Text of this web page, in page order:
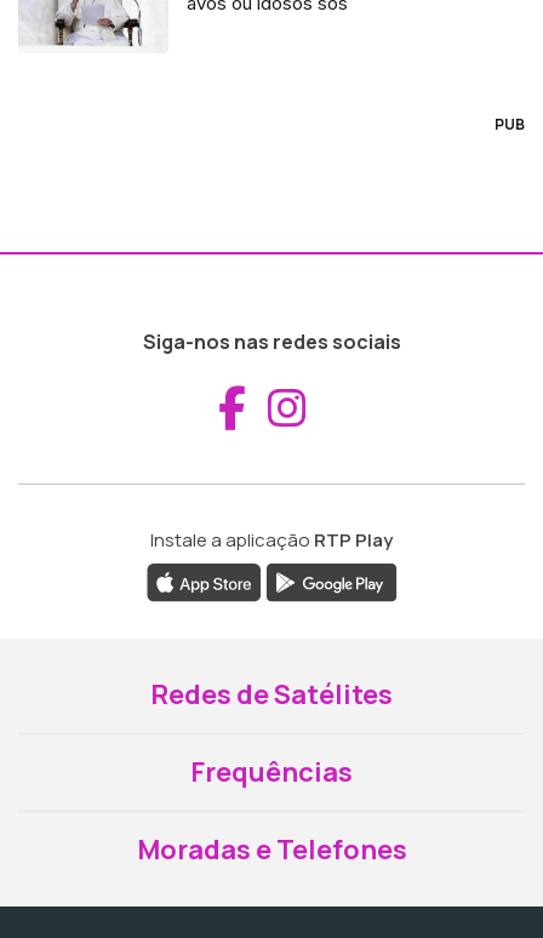
PUB
Siga-nos nas redes sociais
Aceder ao
Instale a aplicação RTP Play
Redes de Satélites
Frequências
Moradas e Telefones